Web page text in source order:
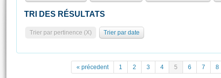
Pétitions
Statistiques et chiffres clés
Documents de référence
( Constitution | Règlement de l'Assemblée ... )
La Bibliothèque
TRI DES RÉSULTATS
Trier par pertinence (X) Trier par date
« précedent 1 2 3 4 5 6 7 8